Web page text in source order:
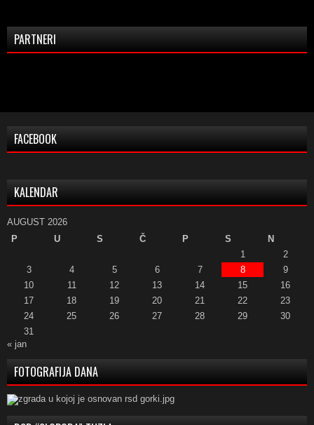
PARTNERI
FACEBOOK
KALENDAR
AUGUST 2026
P
U S Č P S
N
1
2
3
4 5 6 7 8
9
10
11 12 13 14 15
16
17
18 19 20 21 22
23
24
25 26 27 28 29
30
31
« jan
FOTOGRAFIJA DANA